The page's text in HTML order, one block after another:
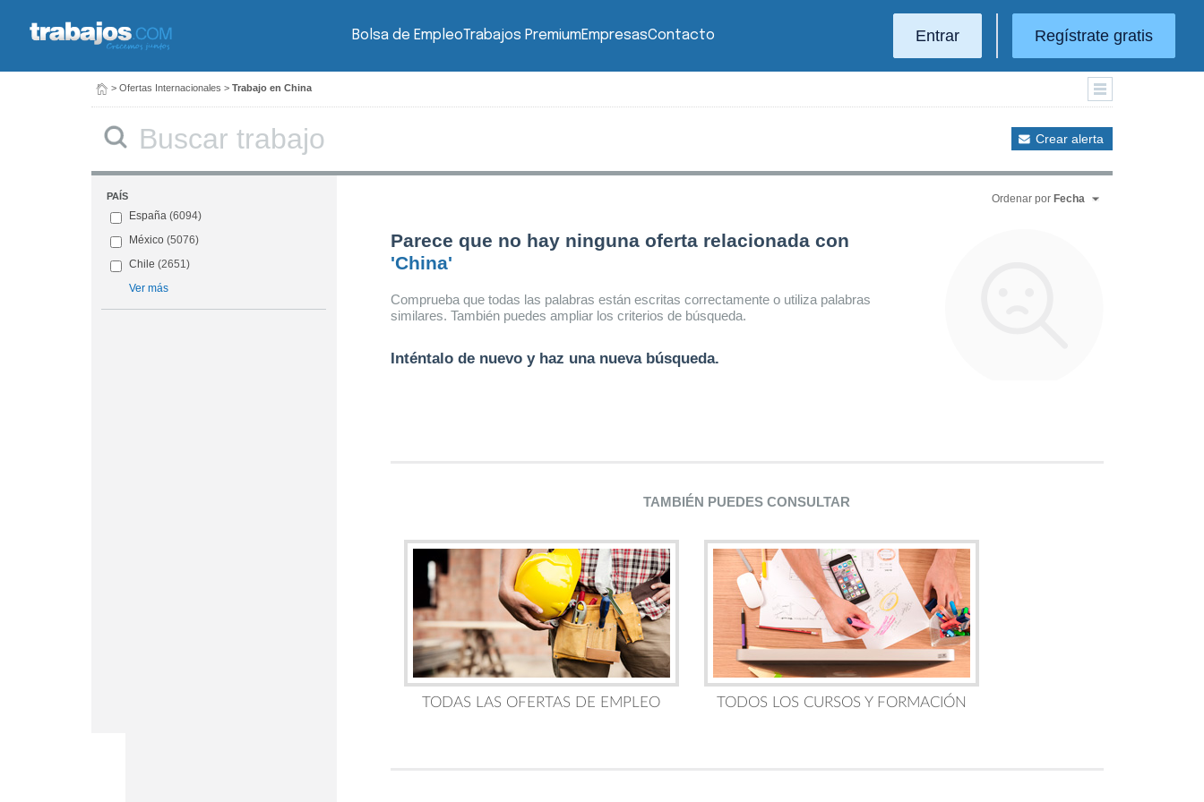
Bolsa de EmpleoTrabajos PremiumEmpresasContacto Entrar Regístrate gratis
> Ofertas Internacionales > Trabajo en China
Crear alerta
PAÍS
España (6094)
México (5076)
Chile (2651)
Ver más
Ordenar por Fecha
Parece que no hay ninguna oferta relacionada con
'China'
Comprueba que todas las palabras están escritas correctamente o utiliza palabras
similares. También puedes ampliar los criterios de búsqueda.
Inténtalo de nuevo y haz una nueva búsqueda.
TAMBIÉN PUEDES CONSULTAR
TODAS LAS OFERTAS DE EMPLEO TODOS LOS CURSOS Y FORMACIÓN